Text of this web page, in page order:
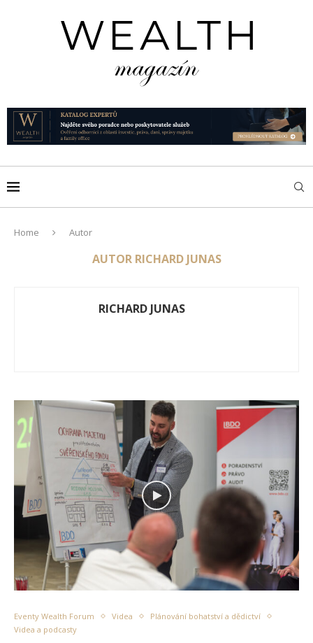
Home Autor
AUTOR RICHARD JUNAS
RICHARD JUNAS
Eventy Wealth Forum Videa
Plánování bohatství a dědictví
Videa a podcasty